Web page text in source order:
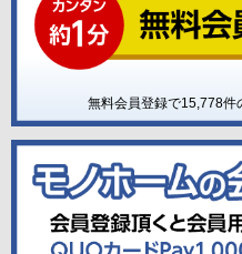
無料会員登録で15,778件